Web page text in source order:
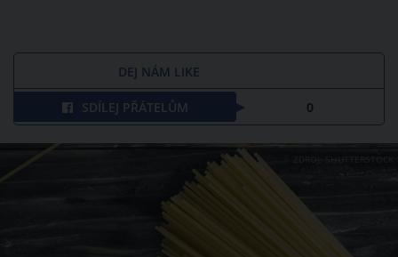
DEJ NÁM LIKE
SDÍLEJ PŘÁTELŮM 0